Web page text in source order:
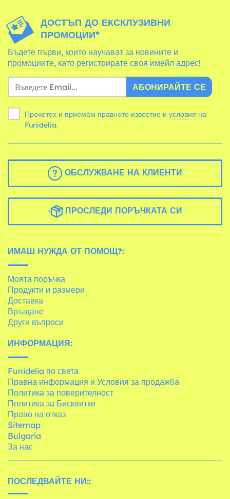
ДОСТЪП ДО ЕКСКЛУЗИВНИ
ПРОМОЦИИ*
Бъдете първи, които научават за новините и
промоциите, като регистрирате своя имейл адрес!
АБОНИРАЙТЕ СЕ
Прочетох и приемам правното известие и условия
Funidelia.
ОБСЛУЖВАНЕ НА КЛИЕНТИ
ПРОСЛЕДИ ПОРЪЧКАТА СИ
ИМАШ НУЖДА ОТ ПОМОЩ?:
Моята поръчка
Продукти и размери
Доставка
Връщане
Други въпроси
ИНФОРМАЦИЯ:
Funidelia по света
Правна информация и Условия за продажба
Политика за поверителност
Политика за Бисквитки
Право на отказ
Sitemap
Bulgaria
За нас
ПОСЛЕДВАЙТЕ НИ::